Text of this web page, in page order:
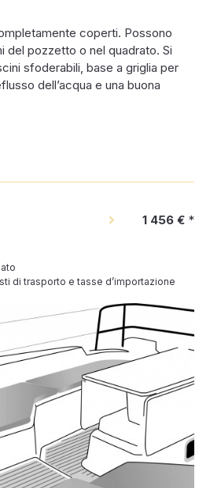
coperti. Possono
del pozzetto o nel quadrato. Si
sfoderabili, base a griglia per
dell’acqua e una buona
1 456 € *
di trasporto e tasse d’importazione